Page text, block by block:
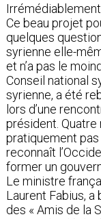
Ce beau projet
quelques
syrienne elle-
et n’a pas le
Conseil national
syrienne, a été
lors d’une
président. Quatre
pratiquement
reconnaît
former un
Le ministre
Laurent Fabius,
des « Amis de la